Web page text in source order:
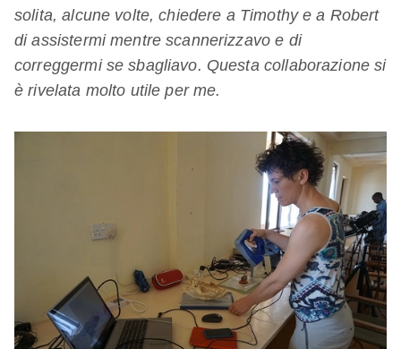
solita, alcune volte, chiedere a Timothy e a Robert
di assistermi mentre scannerizzavo e di
correggermi se sbagliavo. Questa collaborazione si
è rivelata molto utile per me.